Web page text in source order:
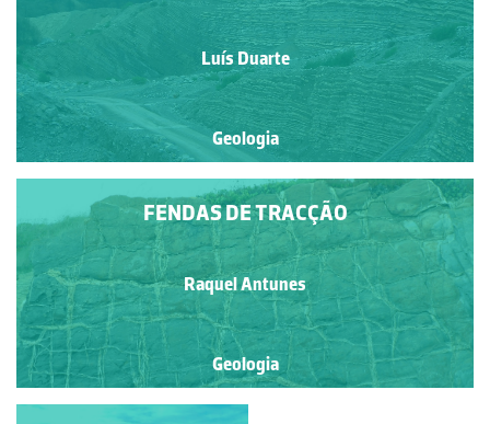
Luís Duarte
Geologia
FENDAS DE TRACÇÃO
Raquel Antunes
Geologia